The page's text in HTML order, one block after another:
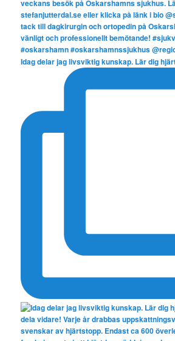
Idag delar jag livsviktig kunskap. Lär dig